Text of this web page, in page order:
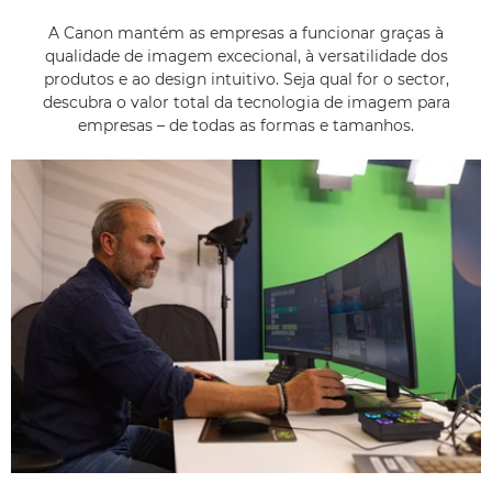
A Canon mantém as empresas a funcionar graças à
qualidade de imagem excecional, à versatilidade dos
produtos e ao design intuitivo. Seja qual for o sector,
descubra o valor total da tecnologia de imagem para
empresas – de todas as formas e tamanhos.